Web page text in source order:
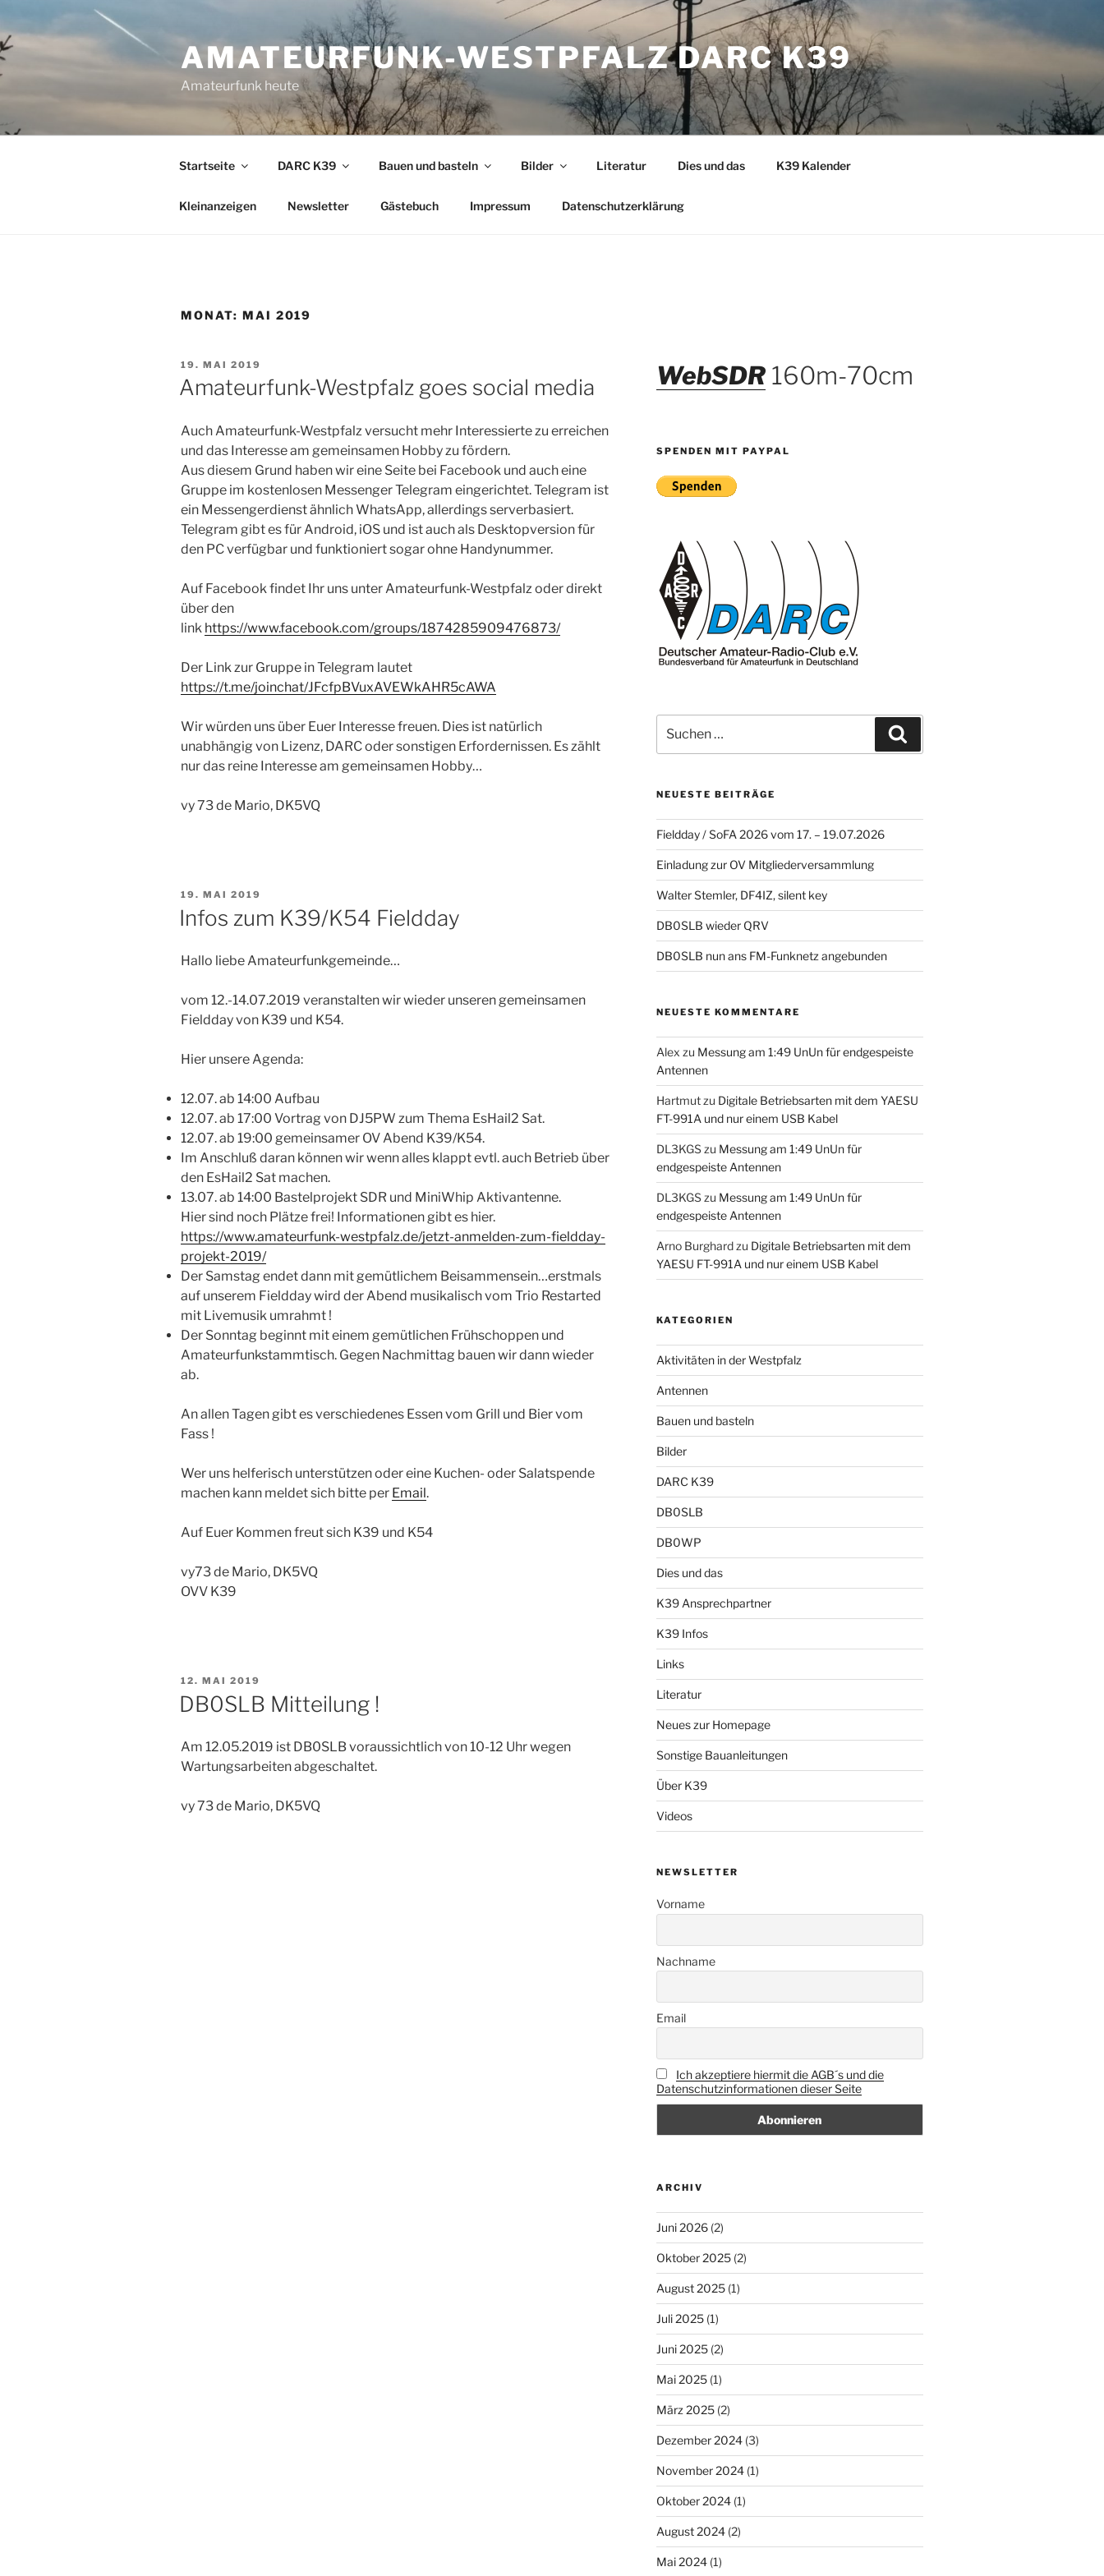
Inhalt
springen
AMATEURFUNK-WESTPFALZ DARC K39
Amateurfunk heute
Startseite DARC K39 Bauen und basteln Bilder Literatur Dies und das K39 Kalender
Kleinanzeigen Newsletter Gästebuch Impressum Datenschutzerklärung
MONAT: MAI 2019
VERÖFFENTLICHT
AM
19. MAI 2019
Amateurfunk-Westpfalz goes social media
Auch Amateurfunk-Westpfalz versucht mehr Interessierte zu erreichen
und das Interesse am gemeinsamen Hobby zu fördern.
Aus diesem Grund haben wir eine Seite bei Facebook und auch eine
Gruppe im kostenlosen Messenger Telegram eingerichtet. Telegram ist
ein Messengerdienst ähnlich WhatsApp, allerdings serverbasiert.
Telegram gibt es für Android, iOS und ist auch als Desktopversion für
den PC verfügbar und funktioniert sogar ohne Handynummer.
Auf Facebook findet Ihr uns unter Amateurfunk-Westpfalz oder direkt
über den
link https://www.facebook.com/groups/1874285909476873/
Der Link zur Gruppe in Telegram lautet
https://t.me/joinchat/JFcfpBVuxAVEWkAHR5cAWA
Wir würden uns über Euer Interesse freuen. Dies ist natürlich
unabhängig von Lizenz, DARC oder sonstigen Erfordernissen. Es zählt
nur das reine Interesse am gemeinsamen Hobby…
vy 73 de Mario, DK5VQ
VERÖFFENTLICHT
19. MAI 2019
Infos zum K39/K54 Fieldday
Hallo liebe Amateurfunkgemeinde…
vom 12.-14.07.2019 veranstalten wir wieder unseren gemeinsamen
Fieldday von K39 und K54.
Hier unsere Agenda:
12.07. ab 14:00 Aufbau
12.07. ab 17:00 Vortrag von DJ5PW zum Thema EsHail2 Sat.
12.07. ab 19:00 gemeinsamer OV Abend K39/K54.
Im Anschluß daran können wir wenn alles klappt evtl. auch Betrieb über
den EsHail2 Sat machen.
13.07. ab 14:00 Bastelprojekt SDR und MiniWhip Aktivantenne.
Hier sind noch Plätze frei! Informationen gibt es hier.
https://www.amateurfunk-westpfalz.de/jetzt-anmelden-zum-fieldday-
projekt-2019/
Der Samstag endet dann mit gemütlichem Beisammensein…erstmals
auf unserem Fieldday wird der Abend musikalisch vom Trio Restarted
mit Livemusik umrahmt !
Der Sonntag beginnt mit einem gemütlichen Frühschoppen und
Amateurfunkstammtisch. Gegen Nachmittag bauen wir dann wieder
ab.
An allen Tagen gibt es verschiedenes Essen vom Grill und Bier vom
Fass !
Wer uns helferisch unterstützen oder eine Kuchen- oder Salatspende
machen kann meldet sich bitte per Email.
Auf Euer Kommen freut sich K39 und K54
vy73 de Mario, DK5VQ
OVV K39
VERÖFFENTLICHT
AM
12. MAI 2019
DB0SLB Mitteilung !
Am 12.05.2019 ist DB0SLB voraussichtlich von 10-12 Uhr wegen
Wartungsarbeiten abgeschaltet.
vy 73 de Mario, DK5VQ
WebSDR160m-70cm
SPENDEN MIT PAYPAL
nach:
NEUESTE BEITRÄGE
Fieldday / SoFA 2026 vom 17. – 19.07.2026
Einladung zur OV Mitgliederversammlung
Walter Stemler, DF4IZ, silent key
DB0SLB wieder QRV
DB0SLB nun ans FM-Funknetz angebunden
NEUESTE KOMMENTARE
Alex zu Messung am 1:49 UnUn für endgespeiste
Antennen
Hartmutzu Digitale Betriebsarten mit dem YAESU
FT-991A und nur einem USB Kabel
DL3KGSzu Messung am 1:49 UnUn für
endgespeiste Antennen
DL3KGSzu Messung am 1:49 UnUn für
endgespeiste Antennen
Arno Burghardzu Digitale Betriebsarten mit dem
YAESU FT-991A und nur einem USB Kabel
KATEGORIEN
Aktivitäten in der Westpfalz
Antennen
Bauen und basteln
Bilder
DARC K39
DB0SLB
DB0WP
Dies und das
K39 Ansprechpartner
K39 Infos
Links
Literatur
Neues zur Homepage
Sonstige Bauanleitungen
Über K39
Videos
NEWSLETTER
Vorname
Nachname
Email
Ich akzeptiere hiermit die AGB´s und die
Datenschutzinformationen dieser Seite
ARCHIV
Juni 2026(2)
Oktober 2025(2)
August 2025(1)
Juli 2025(1)
Juni 2025(2)
Mai 2025(1)
März 2025(2)
Dezember 2024(3)
November 2024(1)
Oktober 2024(1)
August 2024(2)
Mai 2024(1)